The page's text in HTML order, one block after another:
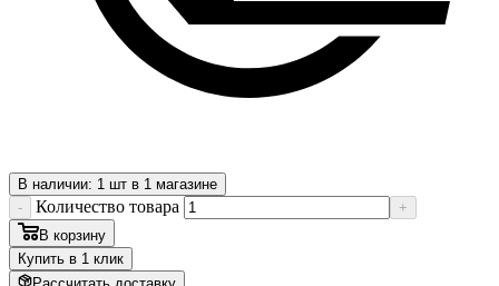
В наличии: 1 шт в 1 магазине
-
Количество товара
+
В корзину
Купить в 1 клик